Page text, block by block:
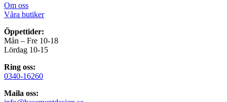
Om oss
Våra butiker
Öppettider:
Mån – Fre 10-18
Lördag 10-15
Ring oss:
0340-16260
Maila oss: